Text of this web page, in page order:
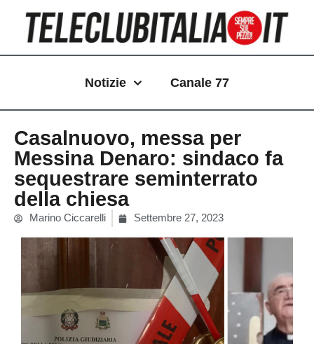
contenuto
Notizie Canale 77
Casalnuovo, messa per
Messina Denaro: sindaco fa
sequestrare seminterrato
della chiesa
Marino Ciccarelli Settembre 27, 2023